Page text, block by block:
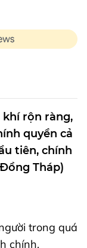
khí rộn ràng,
quyền cả
tiên, chính
Tháp)